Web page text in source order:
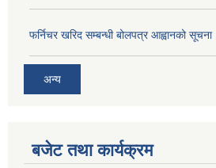
फर्निचर खरिद सम्बन्धी बोलपत्र आह्वानको सूचना ..
अन्य
बजेट तथा कार्यक्रम